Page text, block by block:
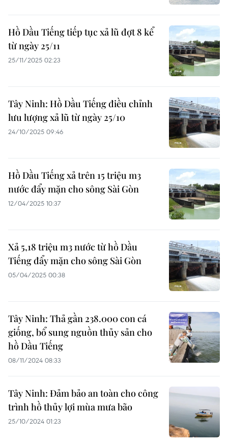
Hồ Dầu Tiếng tiếp tục xả lũ đợt 8 kể
từ ngày 25/11
25/11/2025 02:23
Tây Ninh: Hồ Dầu Tiếng điều chỉnh
lưu lượng xả lũ từ ngày 25/10
24/10/2025 09:46
Hồ Dầu Tiếng xả trên 15 triệu m3
nước đẩy mặn cho sông Sài Gòn
12/04/2025 10:37
Xả 5,18 triệu m3 nước từ hồ Dầu
Tiếng đẩy mặn cho sông Sài Gòn
05/04/2025 00:38
Tây Ninh: Thả gần 238.000 con cá
giống, bổ sung nguồn thủy sản cho
hồ Dầu Tiếng
08/11/2024 08:33
Tây Ninh: Đảm bảo an toàn cho công
trình hồ thủy lợi mùa mưa bão
25/10/2024 01:23